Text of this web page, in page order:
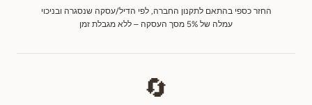
החזר כספי בהתאם לתקנון החברה, לפי הדיל/עסקה שנסגרה ובניכוי
עמלה של 5% מסך העסקה – ללא מגבלת זמן
🔄